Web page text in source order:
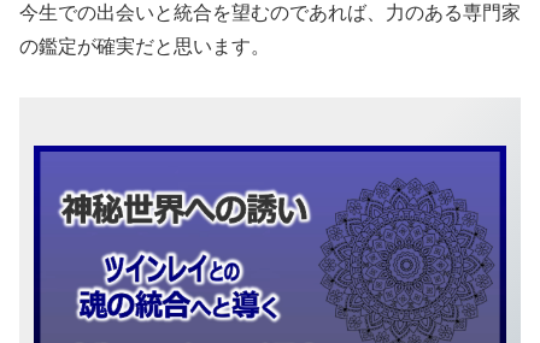
今生での出会いと統合を望むのであれば、力のある専門家
の鑑定が確実だと思います。